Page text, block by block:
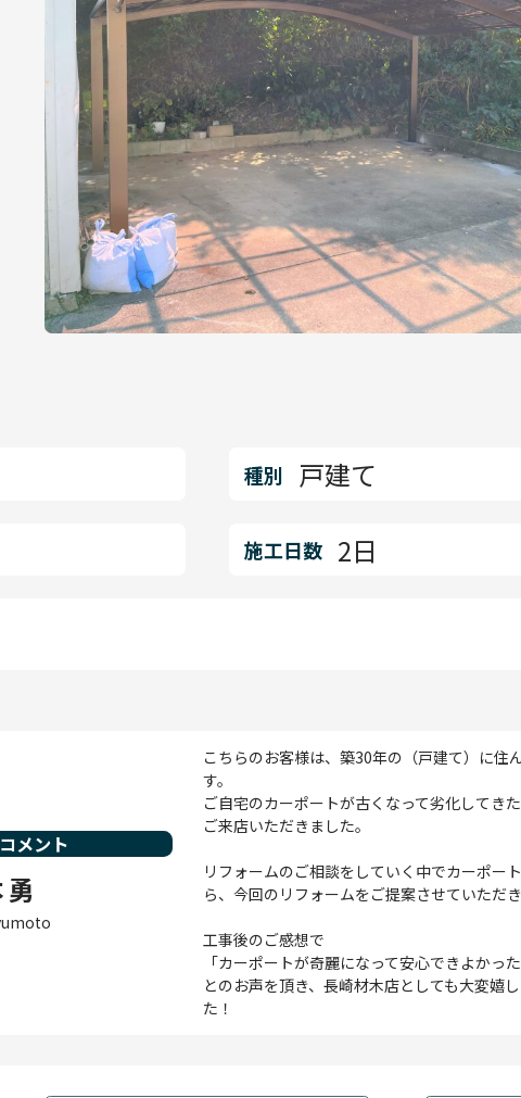
種別 戸建て
施工日数 2日
メント
勇
こちらのお客様は、築30年の（戸建て）に住
す。
ご自宅のカーポートが古くなって劣化してき
ご来店いただきました。
リフォームのご相談をしていく中でカーポー
ら、今回のリフォームをご提案させていただき
工事後のご感想で
「カーポートが奇麗になって安心できよかった
とのお声を頂き、長崎材木店としても大変嬉
た！